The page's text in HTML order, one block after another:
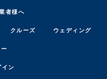
者様へ
クルーズ ウェディング
イン